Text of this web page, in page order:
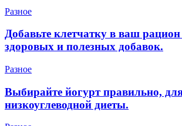
Разное
Добавьте клетчатку в ваш
здоровых и полезных добавок.
Разное
Выбирайте йогурт правильно,
низкоуглеводной диеты.